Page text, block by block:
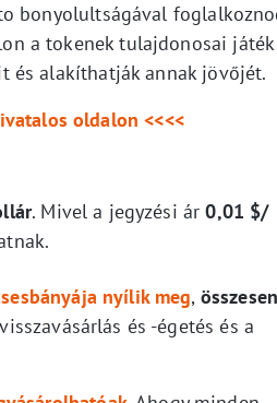
bonyolultságával
a tokenek tulajdonosai játék
és alakíthatják annak jövőjét.
oldalon <<<<
. Mivel a jegyzési ár0,01 $/
nyílik meg, összesen
és -égetés és a